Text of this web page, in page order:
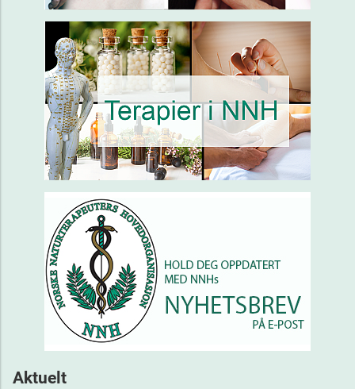
Aktuelt